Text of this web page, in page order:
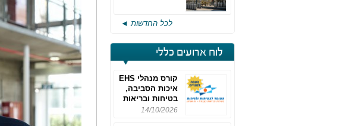
לכל החדשות ◄
לוח ארועים כללי
קורס מנהלי EHS
איכות הסביבה,
בטיחות ובריאות
תעסוקתית
14/10/2026